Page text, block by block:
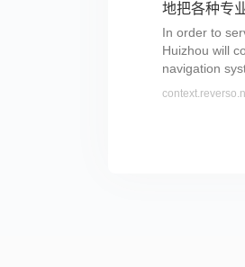
地把各种专
In order to
Huizhou will
navigation